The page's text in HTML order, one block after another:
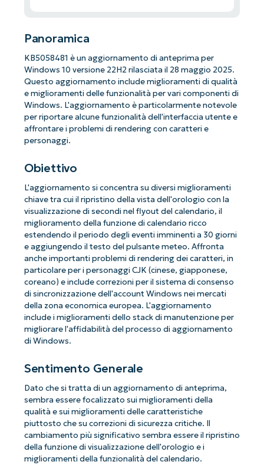
Panoramica
KB5058481 è un aggiornamento di anteprima per
Windows 10 versione 22H2 rilasciata il 28 maggio 2025.
Questo aggiornamento include miglioramenti di qualità
e miglioramenti delle funzionalità per vari componenti di
Windows. L'aggiornamento è particolarmente notevole
per riportare alcune funzionalità dell'interfaccia utente e
affrontare i problemi di rendering con caratteri e
personaggi.
Obiettivo
L'aggiornamento si concentra su diversi miglioramenti
chiave tra cui il ripristino della vista dell'orologio con la
visualizzazione di secondi nel flyout del calendario, il
miglioramento della funzione di calendario ricco
estendendo il periodo degli eventi imminenti a 30 giorni
e aggiungendo il testo del pulsante meteo. Affronta
anche importanti problemi di rendering dei caratteri, in
particolare per i personaggi CJK (cinese, giapponese,
coreano) e include correzioni per il sistema di consenso
di sincronizzazione dell'account Windows nei mercati
della zona economica europea. L'aggiornamento
include i miglioramenti dello stack di manutenzione per
migliorare l'affidabilità del processo di aggiornamento
di Windows.
Sentimento Generale
Dato che si tratta di un aggiornamento di anteprima,
sembra essere focalizzato sui miglioramenti della
qualità e sui miglioramenti delle caratteristiche
piuttosto che su correzioni di sicurezza critiche. Il
cambiamento più significativo sembra essere il ripristino
della funzione di visualizzazione dell'orologio e i
miglioramenti della funzionalità del calendario.